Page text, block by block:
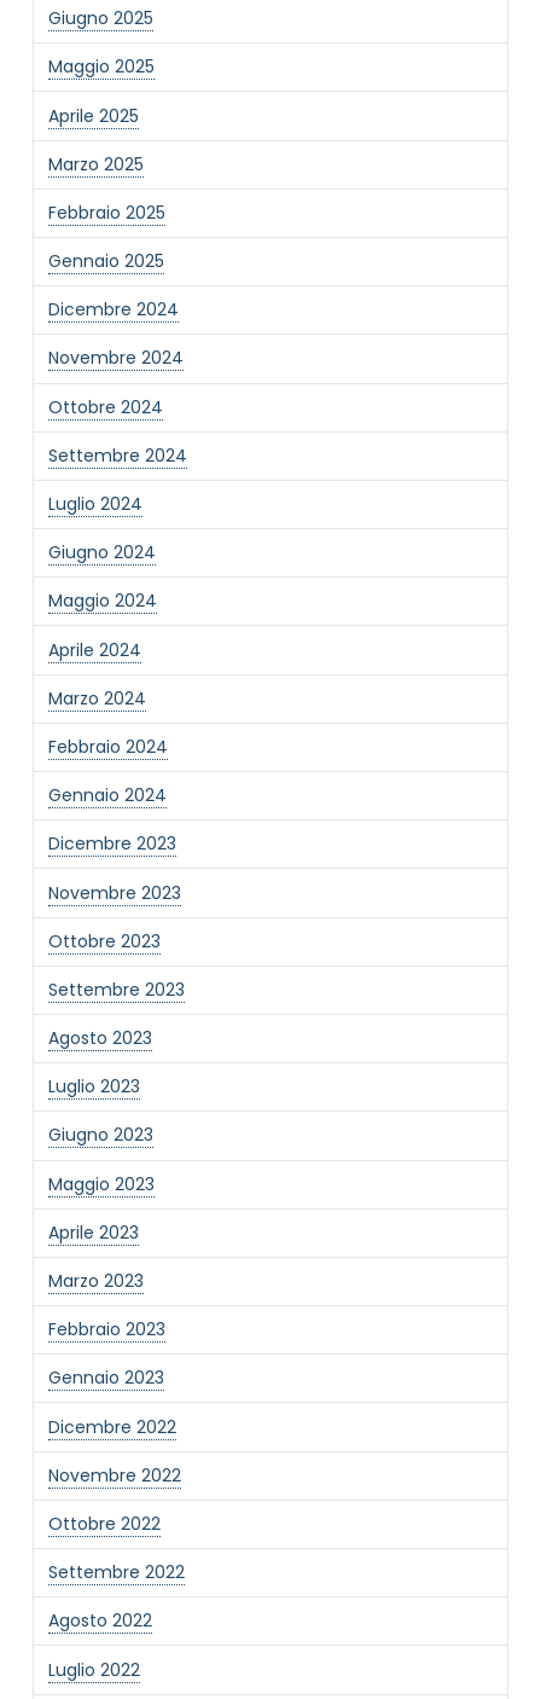
Giugno 2025
Maggio 2025
Aprile 2025
Marzo 2025
Febbraio 2025
Gennaio 2025
Dicembre 2024
Novembre 2024
Ottobre 2024
Settembre 2024
Luglio 2024
Giugno 2024
Maggio 2024
Aprile 2024
Marzo 2024
Febbraio 2024
Gennaio 2024
Dicembre 2023
Novembre 2023
Ottobre 2023
Settembre 2023
Agosto 2023
Luglio 2023
Giugno 2023
Maggio 2023
Aprile 2023
Marzo 2023
Febbraio 2023
Gennaio 2023
Dicembre 2022
Novembre 2022
Ottobre 2022
Settembre 2022
Agosto 2022
Luglio 2022
NOME STRUTTURA*
MAIL REFERENTE*
MOTIVO DEL CONTATTO*
Informativa Privacy
Ho preso visione dell'informativa privacy
Privacy Policy completa
Newsletter
Desidero rimanere aggiornato sulle ultime
novità dell'Associazione tramite l'iscrizione alla
newsletter
Invia